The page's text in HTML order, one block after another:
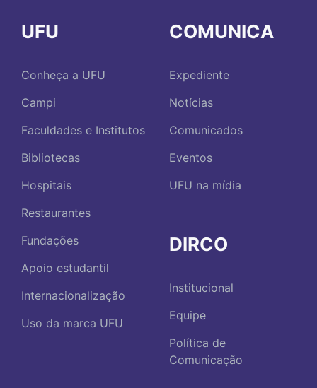
UFU
Conheça a UFU
Campi
Faculdades e Institutos
Bibliotecas
Hospitais
Restaurantes
Fundações
Apoio estudantil
Internacionalização
Uso da marca UFU
COMUNICA
Expediente
Notícias
Comunicados
Eventos
UFU na mídia
DIRCO
Institucional
Equipe
Política de
Comunicação